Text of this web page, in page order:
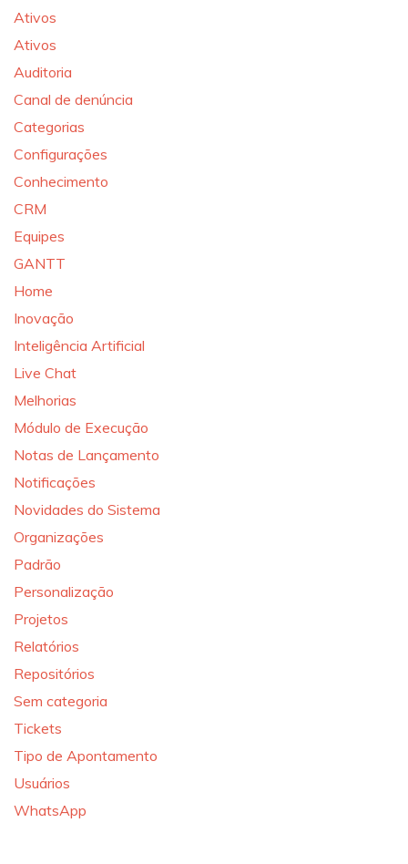
Ativos
Ativos
Auditoria
Canal de denúncia
Categorias
Configurações
Conhecimento
CRM
Equipes
GANTT
Home
Inovação
Inteligência Artificial
Live Chat
Melhorias
Módulo de Execução
Notas de Lançamento
Notificações
Novidades do Sistema
Organizações
Padrão
Personalização
Projetos
Relatórios
Repositórios
Sem categoria
Tickets
Tipo de Apontamento
Usuários
WhatsApp